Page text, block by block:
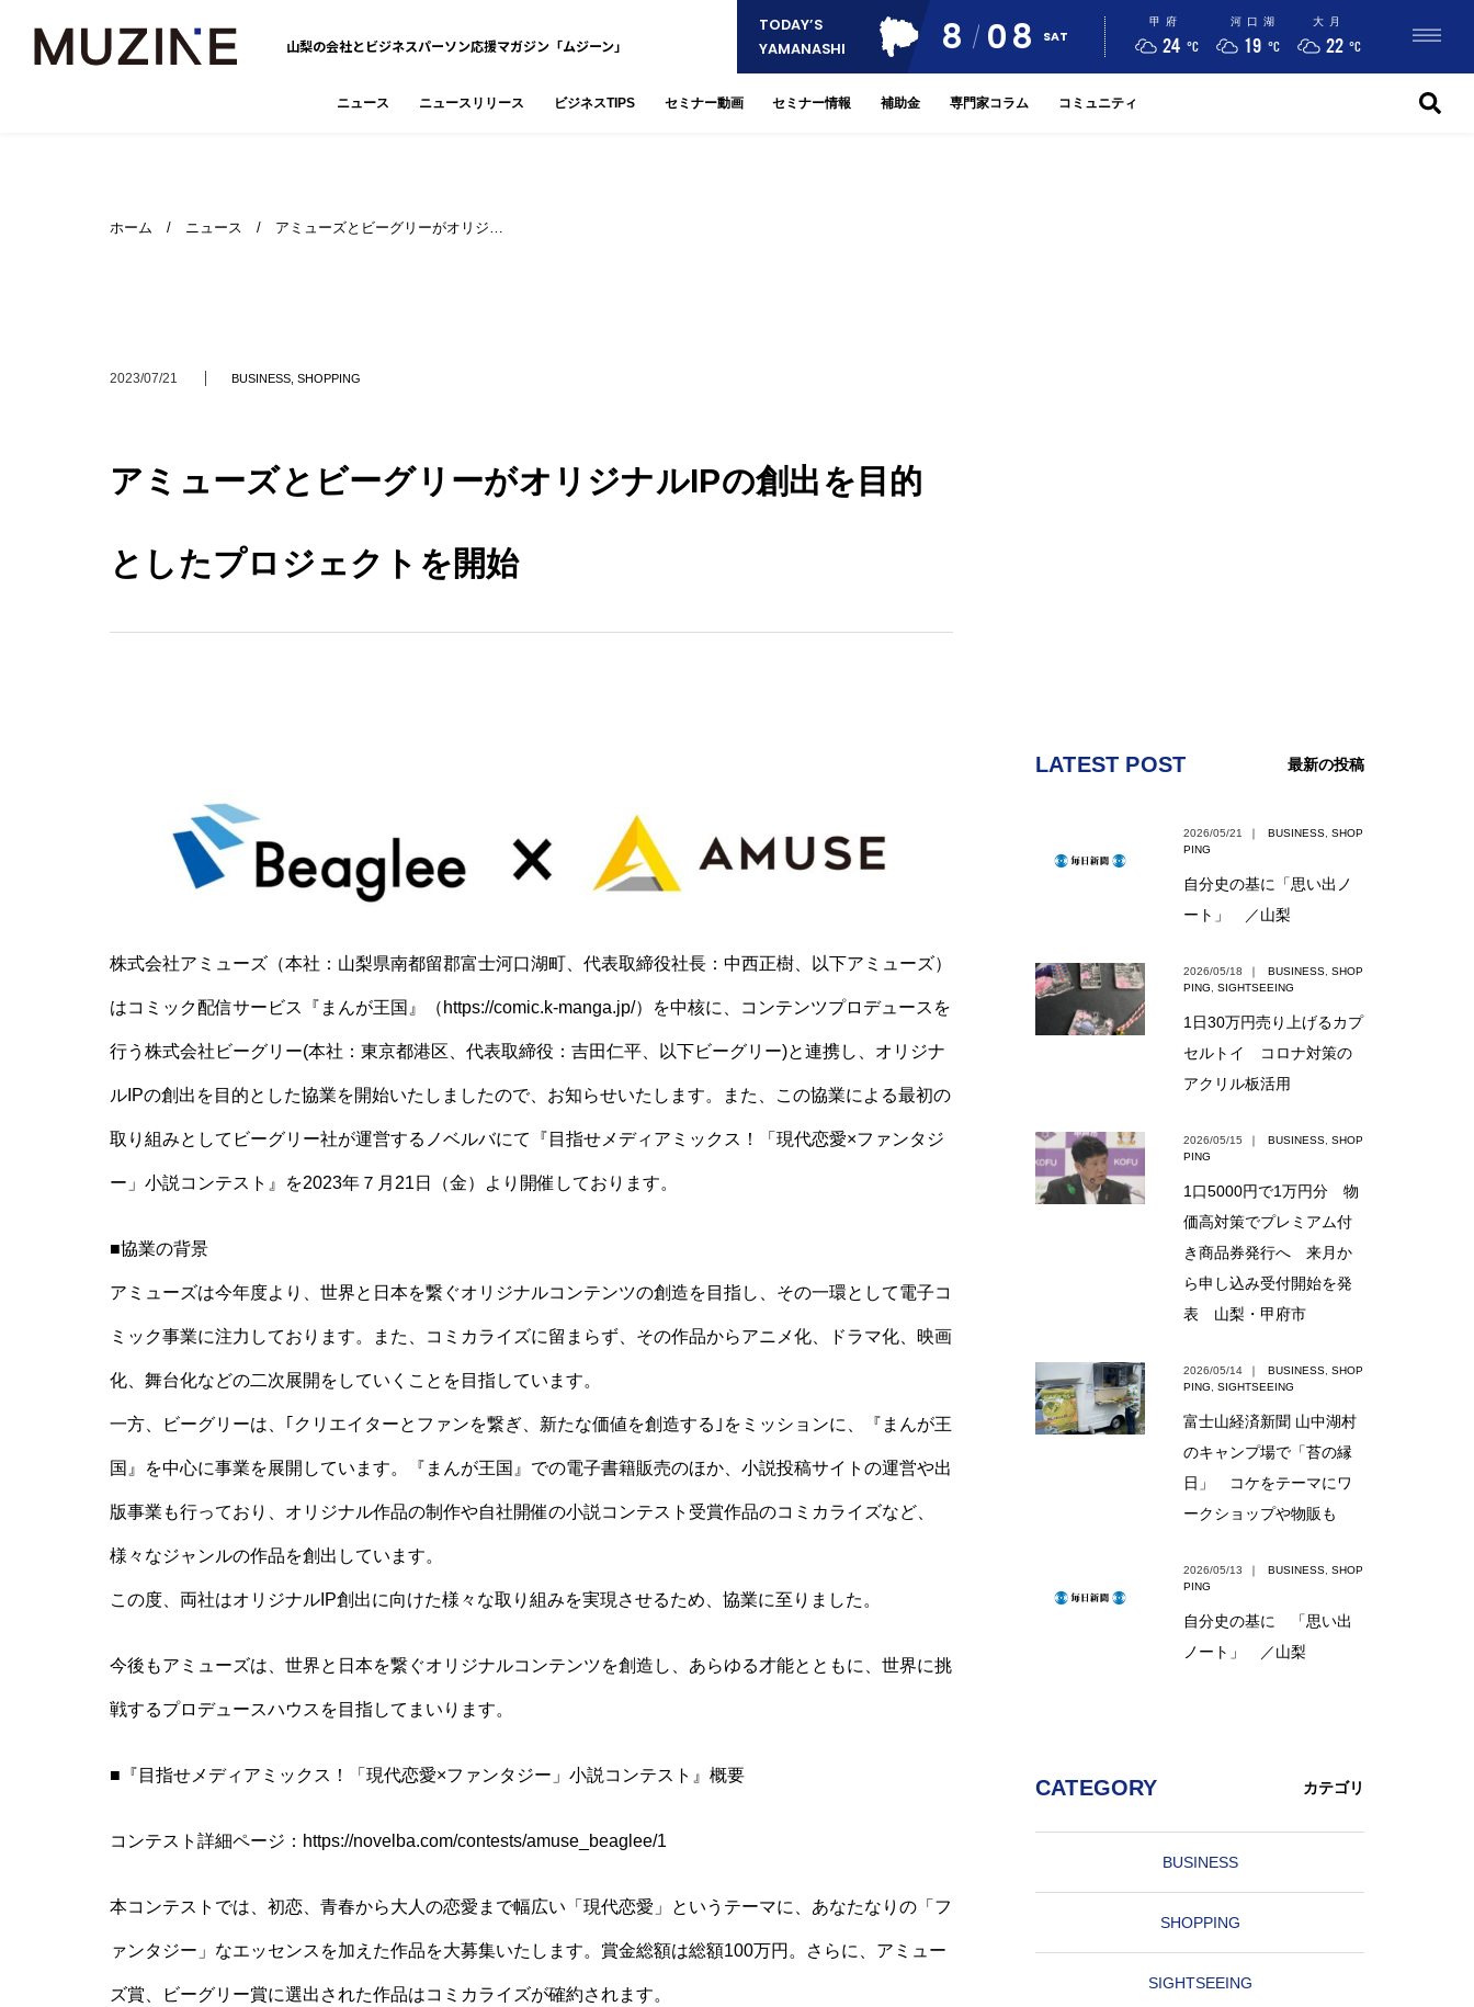
山梨の会社とビジネスパーソン応援マガジン「ムジーン」
TODAY’S
YAMANASHI
8 08 SAT
甲府
24 °C
河口湖
19 °C
大月
22 °C
ニュース ニュースリリース ビジネスTIPS セミナー動画 セミナー情報 補助金 専門家コラム コミュニティ
ホーム / ニュース / アミューズとビーグリーがオリジ…
2023/07/21 BUSINESS SHOPPING
アミューズとビーグリーがオリジナルIPの創出を目的
としたプロジェクトを開始
株式会社アミューズ（本社：山梨県南都留郡富士河口湖町、代表取締役社長：中西正樹、以下アミューズ）
はコミック配信サービス『まんが王国』（https://comic.k-manga.jp/）を中核に、コンテンツプロデュースを
行う株式会社ビーグリー(本社：東京都港区、代表取締役：吉田仁平、以下ビーグリー)と連携し、オリジナ
ルIPの創出を目的とした協業を開始いたしましたので、お知らせいたします。また、この協業による最初の
取り組みとしてビーグリー社が運営するノベルバにて『目指せメディアミックス！「現代恋愛×ファンタジ
ー」小説コンテスト』を2023年７月21日（金）より開催しております。
■協業の背景
アミューズは今年度より、世界と日本を繋ぐオリジナルコンテンツの創造を目指し、その一環として電子コ
ミック事業に注力しております。また、コミカライズに留まらず、その作品からアニメ化、ドラマ化、映画
化、舞台化などの二次展開をしていくことを目指しています。
一方、ビーグリーは、｢クリエイターとファンを繋ぎ、新たな価値を創造する｣をミッションに、『まんが王
国』を中心に事業を展開しています。『まんが王国』での電子書籍販売のほか、小説投稿サイトの運営や出
版事業も行っており、オリジナル作品の制作や自社開催の小説コンテスト受賞作品のコミカライズなど、
様々なジャンルの作品を創出しています。
この度、両社はオリジナルIP創出に向けた様々な取り組みを実現させるため、協業に至りました。
今後もアミューズは、世界と日本を繋ぐオリジナルコンテンツを創造し、あらゆる才能とともに、世界に挑
戦するプロデュースハウスを目指してまいります。
■『目指せメディアミックス！「現代恋愛×ファンタジー」小説コンテスト』概要
コンテスト詳細ページ：https://novelba.com/contests/amuse_beaglee/1
本コンテストでは、初恋、青春から大人の恋愛まで幅広い「現代恋愛」というテーマに、あなたなりの「フ
ァンタジー」なエッセンスを加えた作品を大募集いたします。賞金総額は総額100万円。さらに、アミュー
ズ賞、ビーグリー賞に選出された作品はコミカライズが確約されます。
LATEST POST 最新の投稿
2026/05/21 ｜ BUSINESS SHOP
PING
自分史の基に「思い出ノ
ート」 ／山梨
2026/05/18 ｜ BUSINESS SHOP
PING
SIGHTSEEING
1日30万円売り上げるカプ
セルトイ コロナ対策の
アクリル板活用
2026/05/15 ｜ BUSINESS SHOP
PING
1口5000円で1万円分 物
価高対策でプレミアム付
き商品券発行へ 来月か
ら申し込み受付開始を発
表 山梨・甲府市
2026/05/14 ｜ BUSINESS SHOP
PING
SIGHTSEEING
富士山経済新聞 山中湖村
のキャンプ場で「苔の縁
日」 コケをテーマにワ
ークショップや物販も
2026/05/13 ｜ BUSINESS SHOP
PING
自分史の基に 「思い出
ノート」 ／山梨
CATEGORY カテゴリ
BUSINESS
SHOPPING
SIGHTSEEING